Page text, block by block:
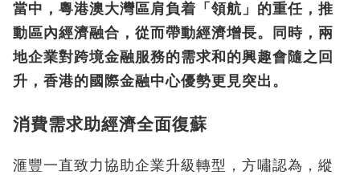
當中，粵港澳大灣區肩負着「領航」的重任，推
動區內經濟融合，從而帶動經濟增長。同時，兩
地企業對跨境金融服務的需求和的興趣會隨之回
升，香港的國際金融中心優勢更見突出。
消費需求助經濟全面復蘇
滙豐一直致力協助企業升級轉型，方嘯認為，縱